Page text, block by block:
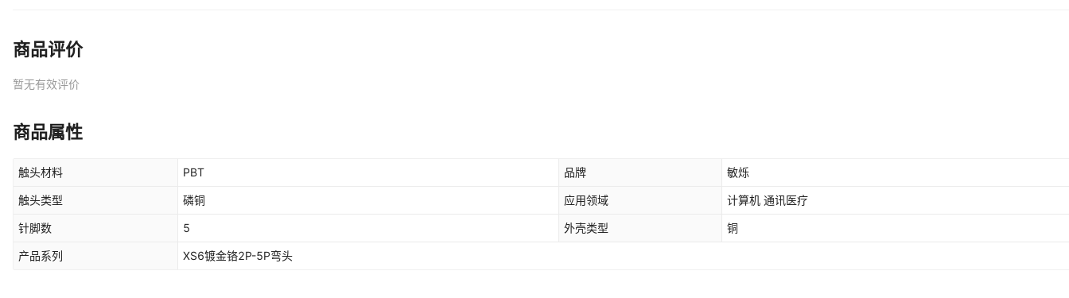
商品评价
暂无有效评价
商品属性
触头材料 PBT 品牌 敏烁
触头类型 磷铜 应用领域 计算机 通讯医疗
针脚数 5 外壳类型 铜
产品系列 XS6镀金铬2P-5P弯头